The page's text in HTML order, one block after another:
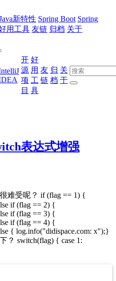
新特性 Spring Boot Spring
用工具 友链 归档 关于
开
源
项
目
好
用
工
具
友
链
归
档
关
于
表达式增强
难受呢？ if (flag == 1) {
if (flag == 2) {
if (flag == 3) {
if (flag == 4) {
{ log.info("didispace.com: x");}
？ switch(flag) { case 1: